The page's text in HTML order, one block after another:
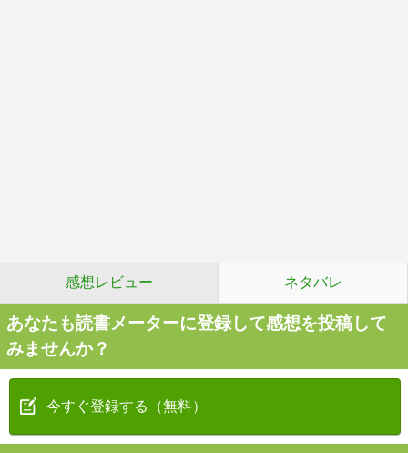
感想レビュー ネタバレ
あなたも読書メーターに登録して感想を投稿して
みませんか？
今すぐ登録する（無料）